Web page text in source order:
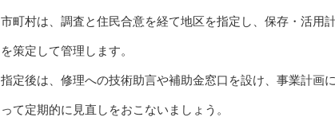
市町村は、調査と住民合意を経て地区を指定し、保存・活用
を策定して管理します。
指定後は、修理への技術助言や補助金窓口を設け、事業計画
って定期的に見直しをおこないましょう。